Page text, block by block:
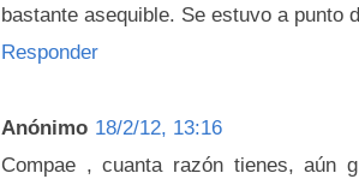
bastante asequible. Se estuvo a punto
Responder
Anónimo 18/2/12, 13:16
Compae , cuanta razón tienes, aún